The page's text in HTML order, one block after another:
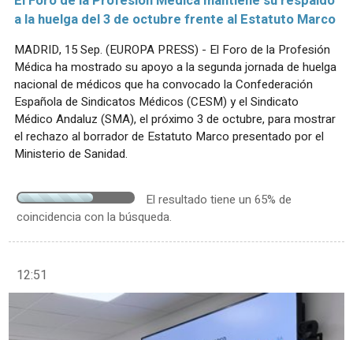
a la huelga del 3 de octubre frente al Estatuto Marco
MADRID, 15 Sep. (EUROPA PRESS) - El Foro de la Profesión
Médica ha mostrado su apoyo a la segunda jornada de huelga
nacional de médicos que ha convocado la Confederación
Española de Sindicatos Médicos (CESM) y el Sindicato
Médico Andaluz (SMA), el próximo 3 de octubre, para mostrar
el rechazo al borrador de Estatuto Marco presentado por el
Ministerio de Sanidad.
El resultado tiene un 65% de
coincidencia con la búsqueda.
12:51